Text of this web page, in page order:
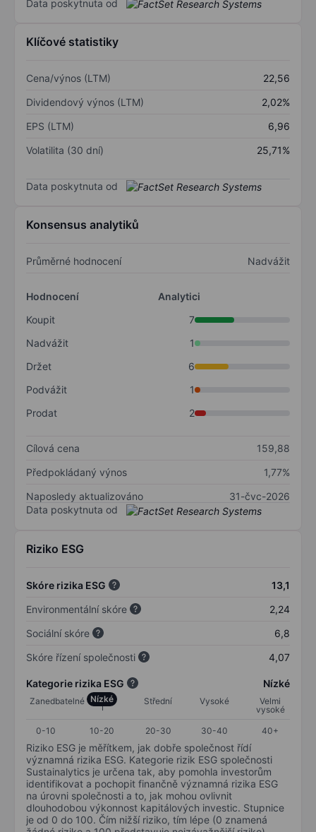
Data poskytnuta od
Klíčové statistiky
Cena/výnos (LTM)
22,56
Dividendový výnos (LTM)
2,02%
EPS (LTM)
6,96
Volatilita (30 dní)
25,71%
Data poskytnuta od
Konsensus analytiků
Průměrné hodnocení Nadvážit
Hodnocení
Analytici
Koupit
7
Nadvážit
1
Držet
6
Podvážit
1
Prodat
2
Cílová cena
159,88
Předpokládaný výnos
1,77%
Naposledy aktualizováno
31-čvc-2026
Data poskytnuta od
Riziko ESG
Skóre rizika ESG
13,1
Environmentální skóre
2,24
Sociální skóre
6,8
Skóre řízení společnosti
4,07
Kategorie rizika ESG Nízké
Zanedbatelné Nízké Střední Vysoké
Velmi
vysoké
0-10
10-20 20-30 30-40 40+
Riziko ESG je měřítkem, jak dobře společnost řídí
významná rizika ESG. Kategorie rizik ESG společnosti
Sustainalytics je určena tak, aby pomohla investorům
identifikovat a pochopit finančně významná rizika ESG
na úrovni společnosti a to, jak mohou ovlivnit
dlouhodobou výkonnost kapitálových investic. Stupnice
je od 0 do 100. Čím nižší riziko, tím lépe (0 znamená